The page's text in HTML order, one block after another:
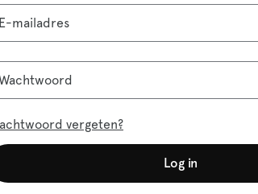
mailadres
vergeten?
Log in